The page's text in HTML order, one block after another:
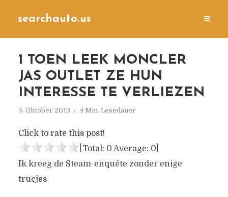
searchauto.us
1 TOEN LEEK MONCLER
JAS OUTLET ZE HUN
INTERESSE TE VERLIEZEN
5. Oktober 2013 4 Min. Lesedauer
Click to rate this post!
[Total: 0 Average: 0]
Ik kreeg de Steam-enquête zonder enige
trucjes